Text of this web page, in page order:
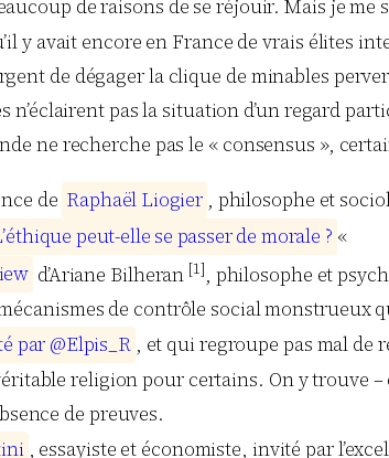
de raisons de se réjouir. Mais je
y avait encore en France de vrais élites
de dégager la clique de minables
n’éclairent pas la situation d’un regard
ne recherche pas le « consensus »,
de Raphaël Liogier , philosophe et
’éthique peut-elle se passerde morale ? «
ew d’Ariane Bilheran [1], philosophe et
de contrôle social monstrueux
é par @Elpis_R , et qui regroupe pas mal de
religion pour certains. On y trouve
de preuves.
ini , essayiste et économiste, invité par